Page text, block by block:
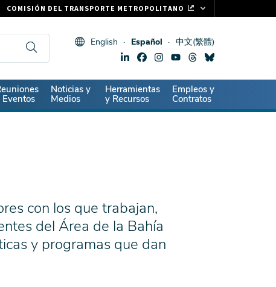
English Español 中文(繁體)
Eventos
Noticias y
Medios
Herramientas
y Recursos
Empleos y
Contratos
con los que trabajan,
del Área de la Bahía
y programas que dan
COMISIÓN DEL TRANSPORTE METROPOLITANO
CLIPPER CARD
511.ORG